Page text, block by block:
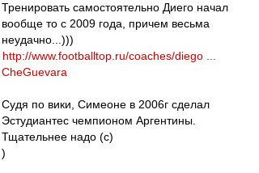
Тренировать самостоятельно Диего начал
вообще то с 2009 года, причем весьма
неудачно...)))
http://www.footballtop.ru/coaches/diego ...
CheGuevara
Судя по вики, Симеоне в 2006г сделал
Эстудиантес чемпионом Аргентины.
Тщательнее надо (с)
)